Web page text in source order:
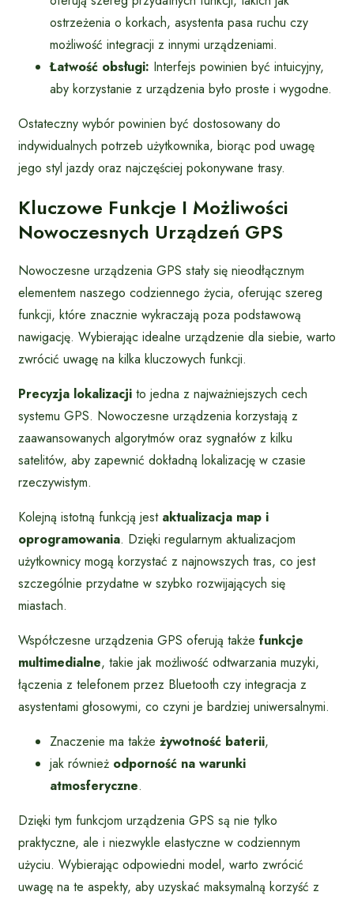
ostrzeżenia o korkach, asystenta pasa ruchu czy
możliwość integracji z innymi urządzeniami.
Łatwość obsługi: Interfejs powinien być intuicyjny,
aby korzystanie z urządzenia było proste i wygodne.
Ostateczny wybór powinien być dostosowany do
indywidualnych potrzeb użytkownika, biorąc pod uwagę
jego styl jazdy oraz najczęściej pokonywane trasy.
Kluczowe Funkcje I Możliwości
Nowoczesnych Urządzeń GPS
Nowoczesne urządzenia GPS stały się nieodłącznym
elementem naszego codziennego życia, oferując szereg
funkcji, które znacznie wykraczają poza podstawową
nawigację. Wybierając idealne urządzenie dla siebie, warto
zwrócić uwagę na kilka kluczowych funkcji.
Precyzja lokalizacji to jedna z najważniejszych cech
systemu GPS. Nowoczesne urządzenia korzystają z
zaawansowanych algorytmów oraz sygnałów z kilku
satelitów, aby zapewnić dokładną lokalizację w czasie
rzeczywistym.
Kolejną istotną funkcją jest aktualizacja map i
oprogramowania. Dzięki regularnym aktualizacjom
użytkownicy mogą korzystać z najnowszych tras, co jest
szczególnie przydatne w szybko rozwijających się
miastach.
Współczesne urządzenia GPS oferują także funkcje
multimedialne, takie jak możliwość odtwarzania muzyki,
łączenia z telefonem przez Bluetooth czy integracja z
asystentami głosowymi, co czyni je bardziej uniwersalnymi.
Znaczenie ma także żywotność baterii,
jak również odporność na warunki
atmosferyczne.
Dzięki tym funkcjom urządzenia GPS są nie tylko
praktyczne, ale i niezwykle elastyczne w codziennym
użyciu. Wybierając odpowiedni model, warto zwrócić
uwagę na te aspekty, aby uzyskać maksymalną korzyść z